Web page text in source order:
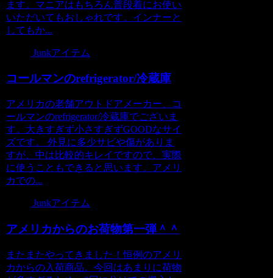
ます。マニアはもちろん普段着にお使い
いただいてもおしゃれです。インナーと
してもか...
Junkアイテム
コールマンのrefrigerator/冷蔵庫
アメリカの老舗アウトドアメーカー、コ
ールマンのrefrigerator/冷蔵庫でございま
す。大きすぎず小さすぎずGOODなサイ
ズです。 外見に多少サビや傷がありま
すが、中は比較的キレイですので、実際
に使うこともできると思います。アメリ
カでの...
Junkアイテム
アメリカからのお荷物第一弾＾＾
またまたやってきました！恒例のアメリ
カからの入荷商品。今回はあまりに荷物